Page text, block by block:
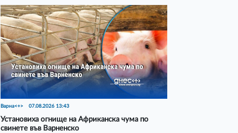
Варна<+> 07.08.2026 13:43
Установиха огнище на Африканска чума по
свинете във Варненско